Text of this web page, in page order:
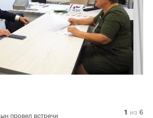
провел встречи 1 из 6
2 из 6
3 из 6
4 из 6
5 из 6
6 из 6